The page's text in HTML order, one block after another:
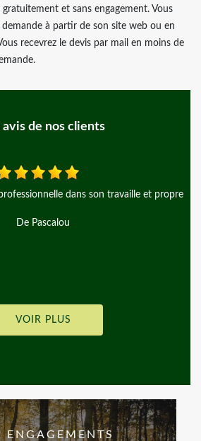
gratuitement et sans engagement. Vous
à partir de son site web ou en
recevrez le devis par mail en moins de
avis de nos clients
Je fais appel à l'entreprise d'arbre en
VOIR PLUS
ENGAGEMENTS